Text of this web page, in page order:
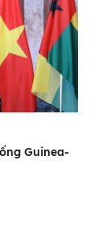
Guinea-